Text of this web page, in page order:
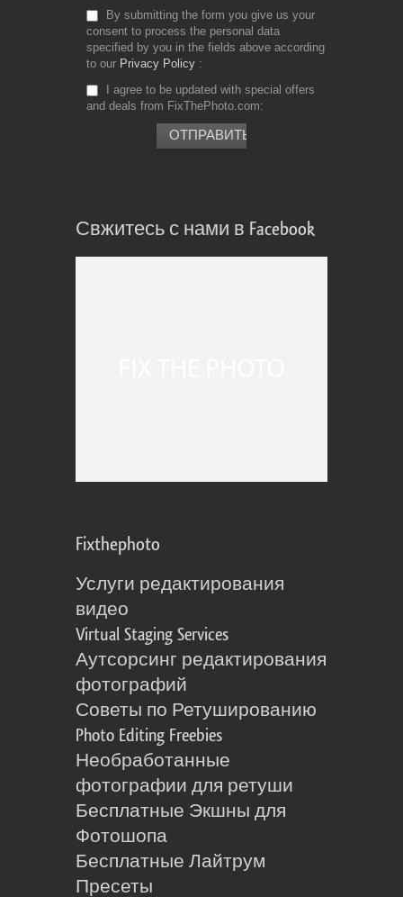
By submitting the form you give us your
consent to process the personal data
specified by you in the fields above according
to our Privacy Policy
I agree to be updated with special offers
and deals from FixThePhoto.com
Свжитесь с нами в Facebook
Fixthephoto
Услуги редактирования
видео
Virtual Staging Services
Аутсорсинг редактирования
фотографий
Советы по Ретушированию
Photo Editing Freebies
Необработанные
фотографии для ретуши
Бесплатные Экшны для
Фотошопа
Бесплатные Лайтрум
Пресеты